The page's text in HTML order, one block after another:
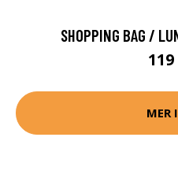
SHOPPING BAG /
119
MER